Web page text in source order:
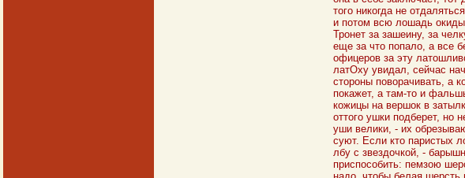
того никогда не
и потом всю лошадь
Тронет за зашеину, за
еще за что попало, а все
офицеров за эту
латОху увидал, сейчас
стороны поворачивать, а
покажет, а там-то и
кожицы на вершок в
оттого ушки подберет, но
уши велики, - их
суют. Если кто паристых
лбу с звездочкой, -
приспособить: пемзою